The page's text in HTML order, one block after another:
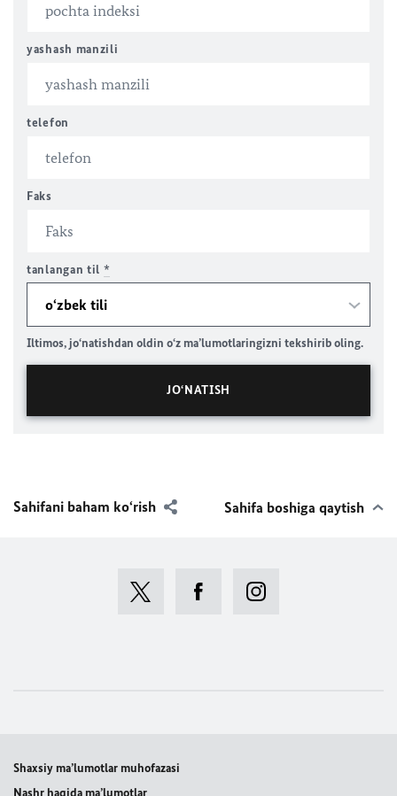
yashash manzili
telefon
Faks
tanlangan til *
Iltimos, jo‘natishdan oldin o‘z ma’lumotlaringizni tekshirib oling.
Sahifani baham ko‘rish Sahifa boshiga qaytish
Shaxsiy ma’lumotlar muhofazasi
Nashr haqida ma’lumotlar